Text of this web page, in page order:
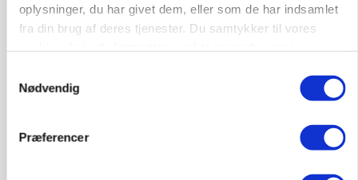
oplysninger, du har givet dem, eller som de har indsamlet
fra din brug af deres tjenester. Du samtykker til vores
Nødvendig
Præferencer
Rådgiver om DB-Tjek: Små justeringer kan give